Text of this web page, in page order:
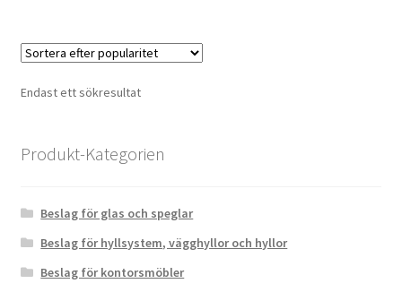
Endast ett sökresultat
Produkt-Kategorien
Beslag för glas och speglar
Beslag för hyllsystem, vägghyllor och hyllor
Beslag för kontorsmöbler